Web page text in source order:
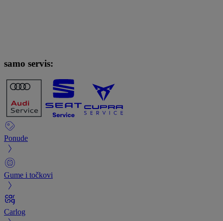
samo servis:
Ponude
Gume i točkovi
Carlog